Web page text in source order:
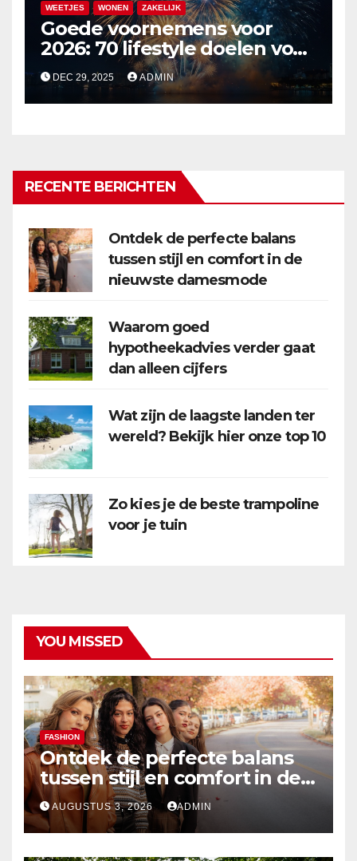
WEETJES WONEN ZAKELIJK
Goede voornemens voor
2026: 70 lifestyle doelen voor
een veelzijdig en leuk jaar
DEC 29, 2025 ADMIN
RECENTE BERICHTEN
Ontdek de perfecte balans
tussen stijl en comfort in de
nieuwste damesmode
Waarom goed
hypotheekadvies verder gaat
dan alleen cijfers
Wat zijn de laagste landen ter
wereld? Bekijk hier onze top 10
Zo kies je de beste trampoline
voor je tuin
YOU MISSED
FASHION
Ontdek de perfecte balans
tussen stijl en comfort in de
nieuwste damesmode
AUGUSTUS 3, 2026 ADMIN